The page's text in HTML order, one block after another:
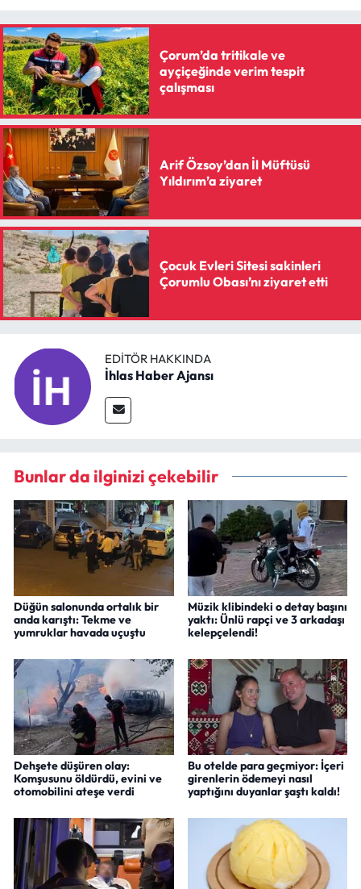
Çorum’da tritikale ve
ayçiçeğinde verim tespit
çalışması
Arif Özsoy’dan İl Müftüsü
Yıldırım’a ziyaret
Çocuk Evleri Sitesi sakinleri
Çorumlu Obası’nı ziyaret etti
EDITÖR HAKKINDA
İhlas Haber Ajansı
Bunlar da ilginizi çekebilir
Düğün salonunda ortalık bir
anda karıştı: Tekme ve
yumruklar havada uçuştu
Müzik klibindeki o detay başını
yaktı: Ünlü rapçi ve 3 arkadaşı
kelepçelendi!
Dehşete düşüren olay:
Komşusunu öldürdü, evini ve
otomobilini ateşe verdi
Bu otelde para geçmiyor: İçeri
girenlerin ödemeyi nasıl
yaptığını duyanlar şaştı kaldı!